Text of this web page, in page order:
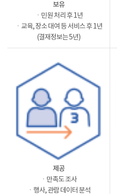
보유
ㆍ민원 처리 후 1년
ㆍ교육, 장소 대여 등 서비스 후 1년
(결재정보는 5년)
제공
ㆍ만족도 조사
ㆍ행사, 관람 데이터 분석